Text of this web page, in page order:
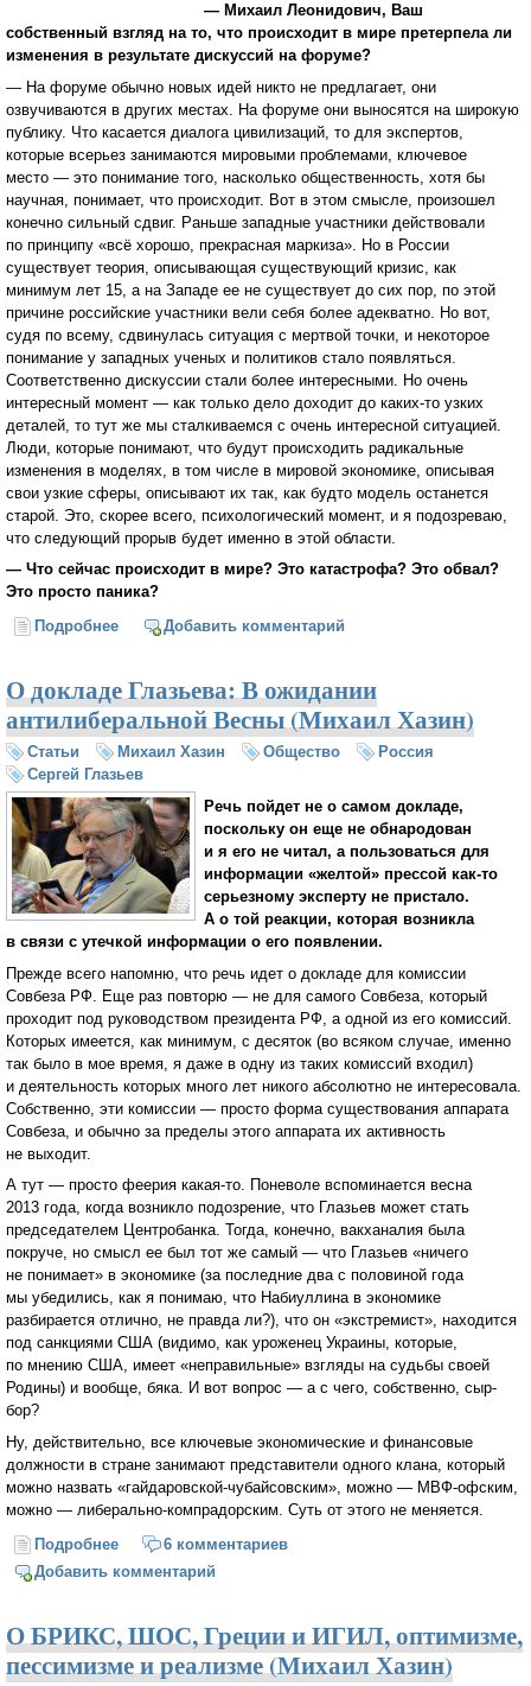
— Михаил Леонидович, Ваш
собственный взгляд на то, что происходит в мире претерпела ли
изменения в результате дискуссий на форуме?
— На форуме обычно новых идей никто не предлагает, они
озвучиваются в других местах. На форуме они выносятся на широкую
публику. Что касается диалога цивилизаций, то для экспертов,
которые всерьез занимаются мировыми проблемами, ключевое
место — это понимание того, насколько общественность, хотя бы
научная, понимает, что происходит. Вот в этом смысле, произошел
конечно сильный сдвиг. Раньше западные участники действовали
по принципу «всё хорошо, прекрасная маркиза». Но в России
существует теория, описывающая существующий кризис, как
минимум лет 15, а на Западе ее не существует до сих пор, по этой
причине российские участники вели себя более адекватно. Но вот,
судя по всему, сдвинулась ситуация с мертвой точки, и некоторое
понимание у западных ученых и политиков стало появляться.
Соответственно дискуссии стали более интересными. Но очень
интересный момент — как только дело доходит до каких-то узких
деталей, то тут же мы сталкиваемся с очень интересной ситуацией.
Люди, которые понимают, что будут происходить радикальные
изменения в моделях, в том числе в мировой экономике, описывая
свои узкие сферы, описывают их так, как будто модель останется
старой. Это, скорее всего, психологический момент, и я подозреваю,
что следующий прорыв будет именно в этой области.
— Что сейчас происходит в мире? Это катастрофа? Это обвал?
Это просто паника?
Подробнее о Михаил Хазин: Либерально-потребительская
Добавить комментарий
О докладе Глазьева: В ожидании
антилиберальной Весны (Михаил Хазин)
Статьи Михаил Хазин Общество
Россия
Сергей Глазьев
Речь пойдет не о самом докладе,
поскольку он еще не обнародован
и я его не читал, а пользоваться для
информации «желтой» прессой как-то
серьезному эксперту не пристало.
А о той реакции, которая возникла
в связи с утечкой информации о его появлении.
Прежде всего напомню, что речь идет о докладе для комиссии
Совбеза РФ. Еще раз повторю — не для самого Совбеза, который
проходит под руководством президента РФ, а одной из его комиссий.
Которых имеется, как минимум, с десяток (во всяком случае, именно
так было в мое время, я даже в одну из таких комиссий входил)
и деятельность которых много лет никого абсолютно не интересовала.
Собственно, эти комиссии — просто форма существования аппарата
Совбеза, и обычно за пределы этого аппарата их активность
не выходит.
А тут — просто феерия какая-то. Поневоле вспоминается весна
2013 года, когда возникло подозрение, что Глазьев может стать
председателем Центробанка. Тогда, конечно, вакханалия была
покруче, но смысл ее был тот же самый — что Глазьев «ничего
не понимает» в экономике (за последние два с половиной года
мы убедились, как я понимаю, что Набиуллина в экономике
разбирается отлично, не правда ли?), что он «экстремист», находится
под санкциями США (видимо, как уроженец Украины, которые,
по мнению США, имеет «неправильные» взгляды на судьбы своей
Родины) и вообще, бяка. И вот вопрос — а с чего, собственно, сыр-
бор?
Ну, действительно, все ключевые экономические и финансовые
должности в стране занимают представители одного клана, который
можно назвать «гайдаровской-чубайсовским», можно — МВФ-офским,
можно — либерально-компрадорским. Суть от этого не меняется.
Подробнее о О докладе Глазьева: В ожидании антилиберальной
Весны (Михаил Хазин)
6 комментариев
Добавить комментарий
О БРИКС, ШОС, Греции и ИГИЛ, оптимизме,
пессимизме и реализме (Михаил Хазин)